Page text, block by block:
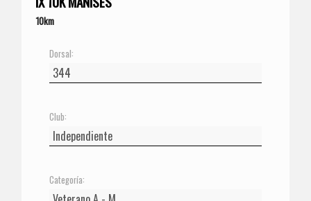
10km
Dorsal:
Club:
Categoría: